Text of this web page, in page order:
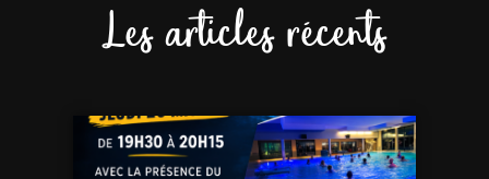
Les articles récents